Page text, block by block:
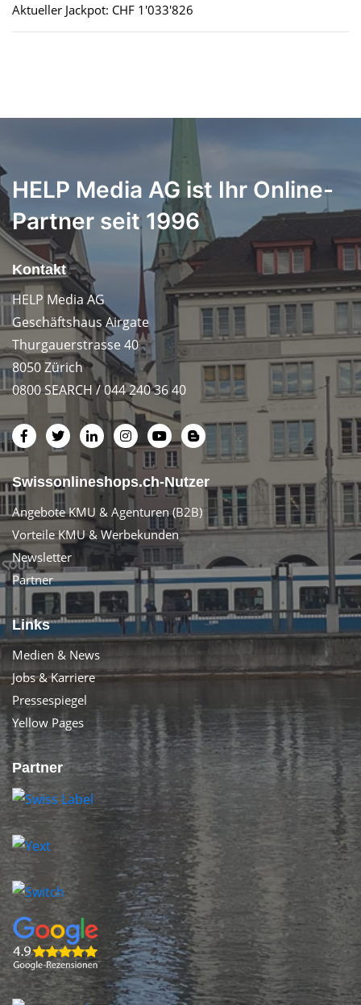
Aktueller Jackpot: CHF 1'033'826
HELP Media AG ist Ihr Online-
Partner seit 1996
Kontakt
HELP Media AG
Geschäftshaus Airgate
Thurgauerstrasse 40
8050 Zürich
0800 SEARCH / 044 240 36 40
Swissonlineshops.ch-Nutzer
Angebote KMU & Agenturen (B2B)
Vorteile KMU & Werbekunden
Newsletter
Partner
Links
Medien & News
Jobs & Karriere
Pressespiegel
Yellow Pages
Partner